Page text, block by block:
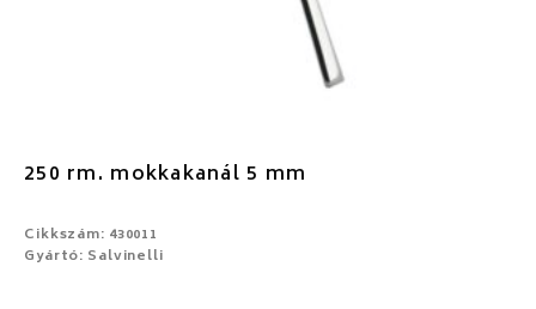
250 rm. mokkakanál 5 mm
Cikkszám: 430011
Gyártó: Salvinelli